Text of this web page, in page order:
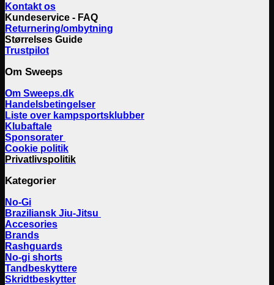
Kontakt os
Kundeservice - FAQ
Returnering/ombytning
Størrelses Guide
Trustpilot
Om Sweeps
Om Sweeps.dk
Handelsbetingelser
Liste over kampsportsklubber
Klubaftale
Sponsorater
Cookie politik
Privatlivspolitik
Kategorier
No-Gi
Braziliansk Jiu-Jitsu
Accesories
Brands
Rashguards
No-gi shorts
Tandbeskyttere
Skridtbeskytter